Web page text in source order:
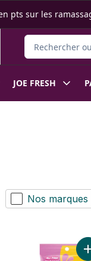
pts sur les
Rechercher des
JOE FRESH
Nos marques